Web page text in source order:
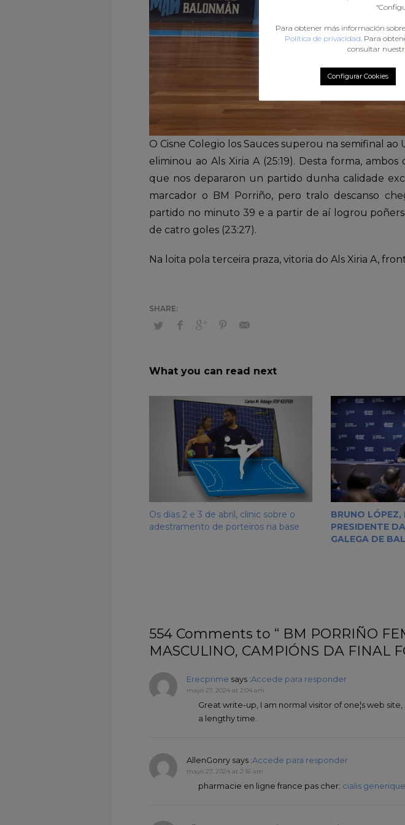
O Cisne Colegio los Sauces superou na semifinal
eliminou ao Als Xiria A (25:19). Desta forma,
que nos depararon un partido dunha calidade
marcador o BM Porriño, pero tralo descanso
partido no minuto 39 e a partir de aí logrou
de catro goles (23:27).
Na loita pola terceira praza, vitoria do Als Xiria A,
What you can read next
Os días 2 e 3 de abril, clinic sobre o
adestramento de porteiros na base
BRUNO LÓPEZ,
PRESIDENTE
GALEGA DE
554 Comments to “ BM PORRIÑO
MASCULINO, CAMPIÓNS DA FINAL
Erecprime says :Accede para responder
mayo 27, 2024 at 2:04 am
Great write-up, I am normal visitor of one¦s web
a lengthy time.
AllenGonry says :Accede para responder
mayo 27, 2024 at 2:16 am
pharmacie en ligne france pas cher: cialis generique
Para obtener más información
Política de privacidad . Para
consultar
Configurar Cookies